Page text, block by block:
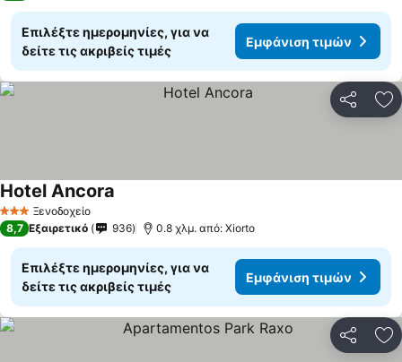
Επιλέξτε ημερομηνίες, για να
δείτε τις ακριβείς τιμές
Εμφάνιση τιμών
3 ΑστέριαΞενοδοχείο
Hotel Ancora
8,7 Εξαιρετικό 936 0.8 χλμ. από: Xiorto
Επιλέξτε ημερομηνίες, για να
δείτε τις ακριβείς τιμές
Εμφάνιση τιμών